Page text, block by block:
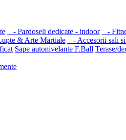
- Pardoseli dedicate - indoor -
& Arte Martiale - Accesorii sali
Sape autonivelante F.Ball Terase/